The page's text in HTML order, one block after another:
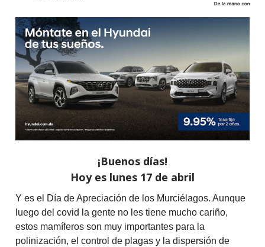
¡Buenos días!
Hoy es lunes 17 de abril
Y es el Día de Apreciación de los Murciélagos. Aunque
luego del covid la gente no les tiene mucho cariño,
estos mamíferos son muy importantes para la
polinización, el control de plagas y la dispersión de